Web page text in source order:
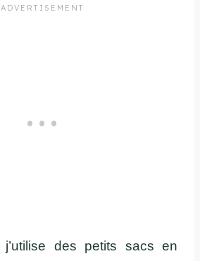
des petits sacs en